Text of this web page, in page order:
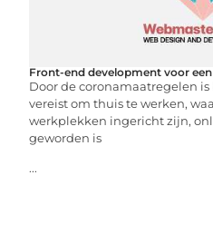
Front-end development voor
Door de coronamaatregelen
vereist om thuis te werken,
werkplekken ingericht zijn,
geworden is
...